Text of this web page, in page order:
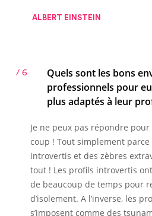
ALBERT EINSTEIN
/ 6
Quels sont les bons
professionnels pour
plus adaptés à leur
Je ne peux pas répondre
coup ! Tout simplement parce
introvertis et des zèbres
tout ! Les profils introvertis
de beaucoup de temps pour
d’isolement. A l’inverse, les
s’imposent comme des